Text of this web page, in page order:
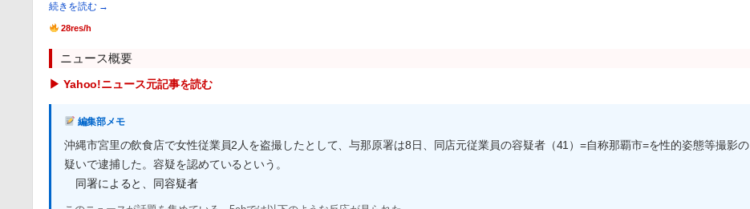
続きを読む →
28res/h
ニュース概要
▶ Yahoo!ニュース元記事を読む
編集部メモ
沖縄市宮里の飲食店で女性従業員2人を盗撮したとして、与那原署は8日、同店元従業員の容疑者（41）=自称那覇市=を性的姿態等撮影の
疑いで逮捕した。容疑を認めているという。
同署によると、同容疑者